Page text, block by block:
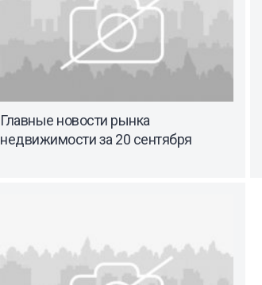
Главные новости рынка
недвижимости за 20 сентября